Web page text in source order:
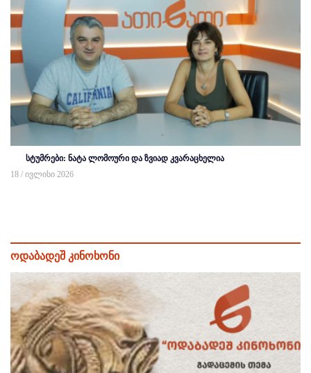
სტუმრები: ნატა ლომოური და ზვიად კვარაცხელია
18 / ივლისი 2026
ოდაბადეშ კინოხონი